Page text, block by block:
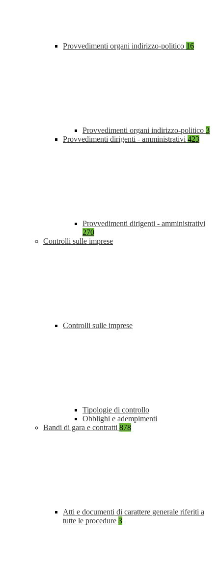
Provvedimenti organi indirizzo-politico 16
Provvedimenti organi indirizzo-politico 3
Provvedimenti dirigenti - amministrativi 423
Provvedimenti dirigenti - amministrativi
270
Controlli sulle imprese
Controlli sulle imprese
Tipologie di controllo
Obblighi e adempimenti
Bandi di gara e contratti 878
Atti e documenti di carattere generale riferiti a
tutte le procedure 3